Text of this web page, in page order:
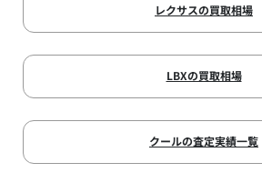
レクサスの買取相場
LBXの買取相場
クールの査定実績一覧